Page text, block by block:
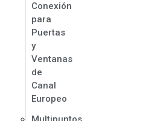
Conexión
para
Puertas
y
Ventanas
de
Canal
Europeo